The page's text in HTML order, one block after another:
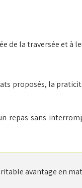
de la traversée et à
proposés, la
sans
avantage en